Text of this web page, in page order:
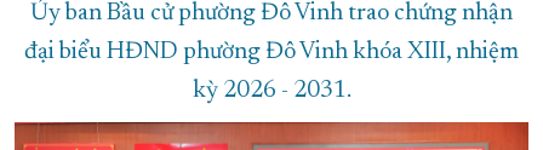
Ủy ban Bầu cử phường Đô Vinh trao chứng nhận
đại biểu HĐND phường Đô Vinh khóa XIII, nhiệm
kỳ 2026 - 2031.